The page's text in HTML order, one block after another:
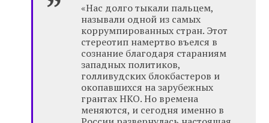
«Нас долго тыкали пальцем,
называли одной из самых
коррумпированных стран. Этот
стереотип намертво въелся в
сознание благодаря стараниям
западных политиков,
голливудских блокбастеров и
окопавшихся на зарубежных
грантах НКО. Но времена
меняются, и сегодня именно в